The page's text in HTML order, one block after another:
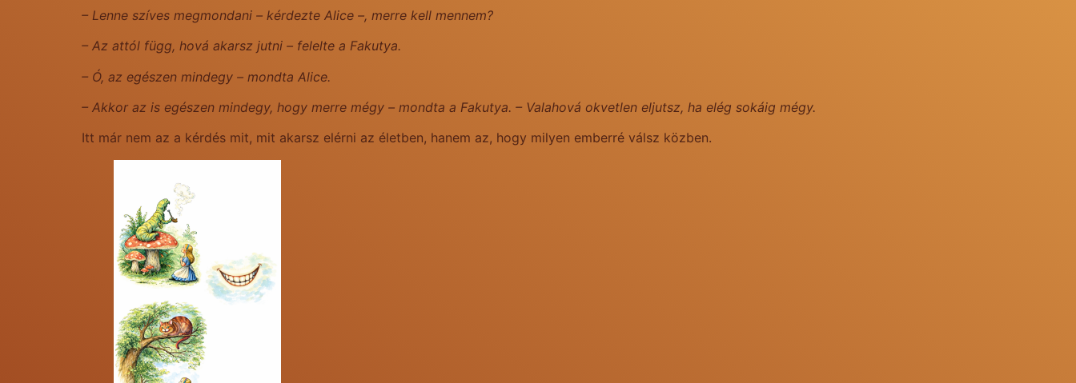
– Lenne szíves megmondani – kérdezte Alice –, merre kell mennem?
– Az attól függ, hová akarsz jutni – felelte a Fakutya.
– Ó, az egészen mindegy – mondta Alice.
– Akkor az is egészen mindegy, hogy merre mégy – mondta a Fakutya. – Valahová okvetlen eljutsz, ha elég sokáig mégy.
Itt már nem az a kérdés mit, mit akarsz elérni az életben, hanem az, hogy milyen emberré válsz közben.